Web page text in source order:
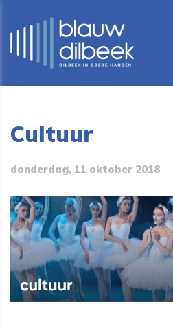
Cultuur
donderdag, 11 oktober 2018